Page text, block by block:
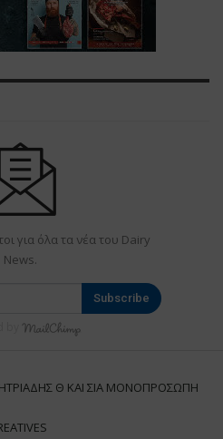
για όλα τα νέα του Dairy
News.
Subscribe
Θ ΚΑΙ ΣΙΑ ΜΟΝΟΠΡΟΣΩΠΗ